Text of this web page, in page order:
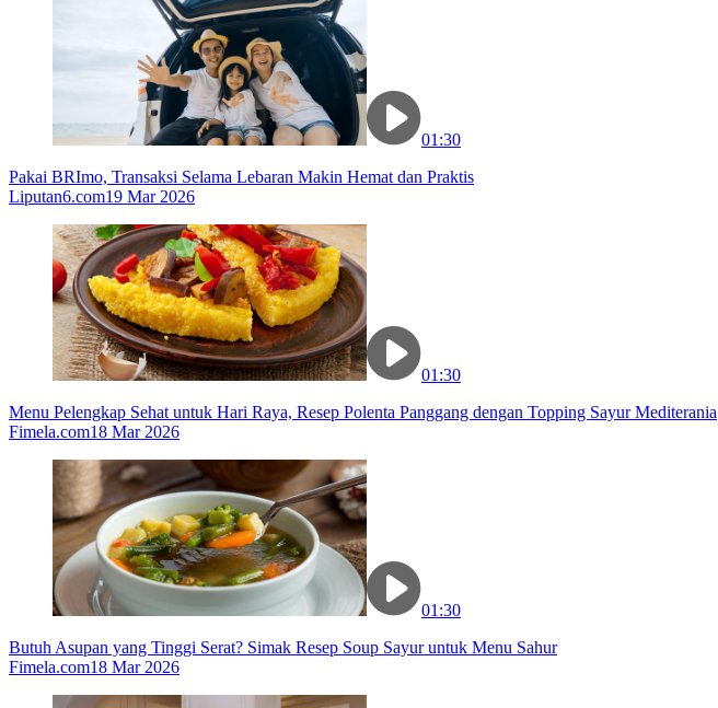
01:30
Pakai BRImo, Transaksi Selama Lebaran Makin Hemat dan Praktis
Liputan6.com19 Mar 2026
01:30
Menu Pelengkap Sehat untuk Hari Raya, Resep Polenta Panggang dengan Topping Sayur Mediterania
Fimela.com18 Mar 2026
01:30
Butuh Asupan yang Tinggi Serat? Simak Resep Soup Sayur untuk Menu Sahur
Fimela.com18 Mar 2026